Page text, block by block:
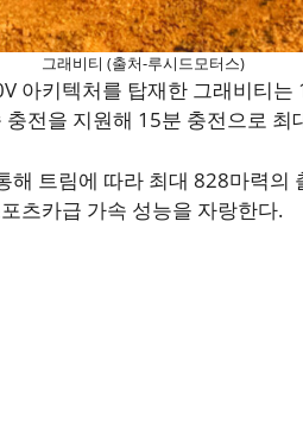
그래비티 (출처-루시드모터스)
아키텍처를 탑재한 그래비티는
전을 지원해 15분 충전으로
해 트림에 따라 최대 828마력의
츠카급 가속 성능을 자랑한다.